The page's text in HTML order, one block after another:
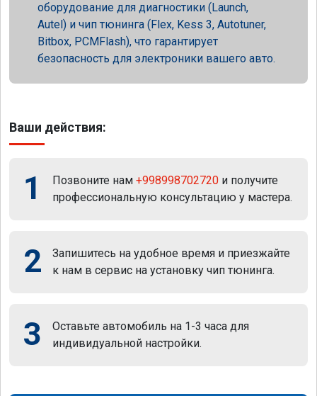
оборудование для диагностики (Launch,
Autel) и чип тюнинга (Flex, Kess 3, Autotuner,
Bitbox, PCMFlash), что гарантирует
безопасность для электроники вашего авто.
Ваши действия:
1 Позвоните нам +998998702720 и получите
профессиональную консультацию у мастера.
2
Запишитесь на удобное время и приезжайте
к нам в сервис на установку чип тюнинга.
3
Оставьте автомобиль на 1-3 часа для
индивидуальной настройки.